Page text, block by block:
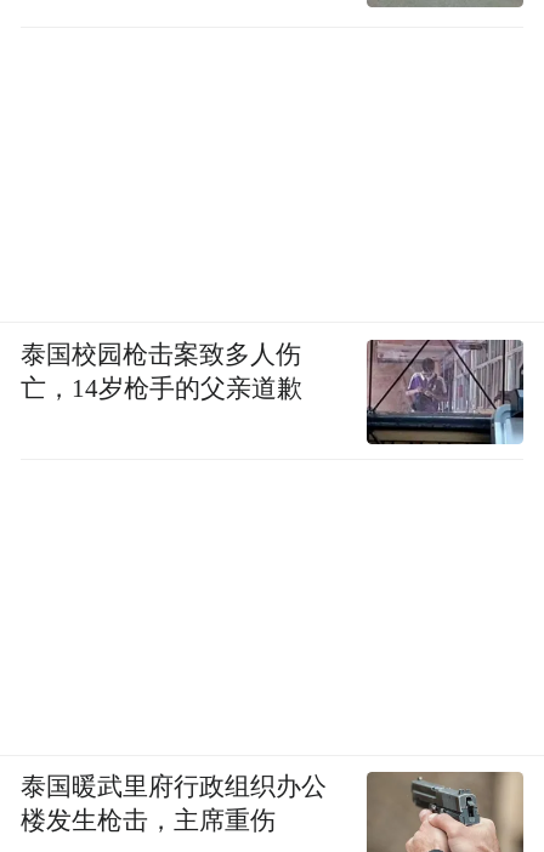
泰国校园枪击案致多人伤
亡，14岁枪手的父亲道歉
泰国暖武里府行政组织办公
楼发生枪击，主席重伤